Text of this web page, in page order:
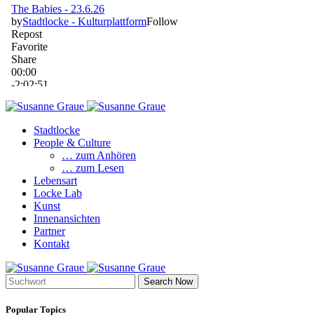
Stadtlocke
People & Culture
… zum Anhören
… zum Lesen
Lebensart
Locke Lab
Kunst
Innenansichten
Partner
Kontakt
Search Now
Popular Topics